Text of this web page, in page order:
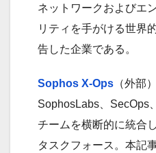
ネットワークおよびエ
リティを手がける世界
告した企業である。
Sophos X-Ops （外部）
SophosLabs、SecOps
チームを横断的に統合
タスクフォース。本記